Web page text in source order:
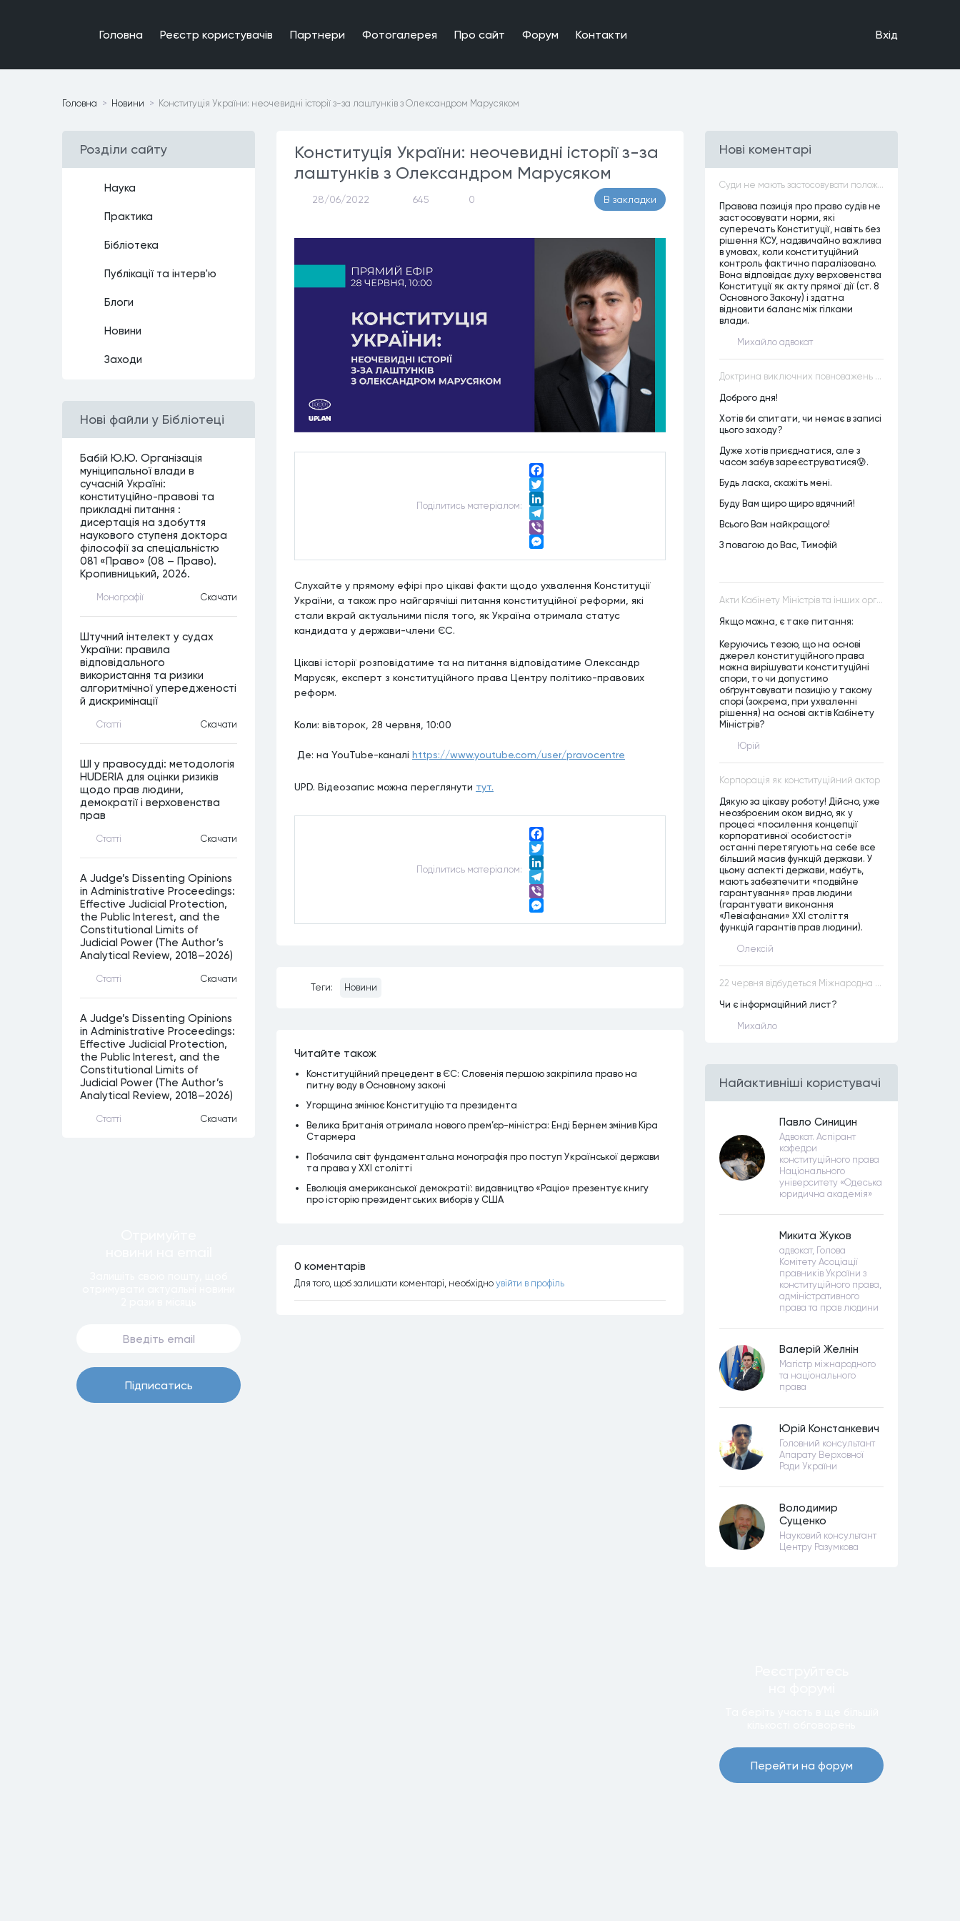
Головна Реєстр користувачiв Партнери Фотогалерея Про сайт Форум Контакти Вхiд
Головна Новини Конституція України: неочевидні історії з-за лаштунків з Олександром Марусяком
Роздiли сайту
Наука
Практика
Бiблiотека
Публiкацiї та iнтерв'ю
Блоги
Новини
Заходи
Нові файли у Бібліотеці
Бабій Ю.Ю. Організація
муніципальної влади в
сучасній Україні:
конституційно-правові та
прикладні питання :
дисертація на здобуття
наукового ступеня доктора
філософії за спеціальністю
081 «Право» (08 – Право).
Кропивницький, 2026.
Монографiї Скачати
Штучний інтелект у судах
України: правила
відповідального
використання та ризики
алгоритмічної упередженості
й дискримінації
Статтi Скачати
ШІ у правосудді: методологія
HUDERIA для оцінки ризиків
щодо прав людини,
демократії і верховенства
прав
Статтi Скачати
A Judge’s Dissenting Opinions
in Administrative Proceedings:
Effective Judicial Protection,
the Public Interest, and the
Constitutional Limits of
Judicial Power (The Author’s
Analytical Review, 2018–2026)
Статтi Скачати
A Judge’s Dissenting Opinions
in Administrative Proceedings:
Effective Judicial Protection,
the Public Interest, and the
Constitutional Limits of
Judicial Power (The Author’s
Analytical Review, 2018–2026)
Статтi Скачати
Пiдписатись
Конституція України: неочевидні історії з-за
лаштунків з Олександром Марусяком
28/06/2022 645 0 В закладки
Подiлитись матерiалом:
Facebook
Twitter
LinkedIn
Telegram
Viber
Слухайте у прямому ефірі про цікаві факти щодо ухвалення Конституції
України, а також про найгарячіші питання конституційної реформи, які
стали вкрай актуальними після того, як Україна отримала статус
кандидата у держави-члени ЄС.
Цікаві історії розповідатиме та на питання відповідатиме Олександр
Марусяк, експерт з конституційного права Центру політико-правових
реформ.
Коли: вівторок, 28 червня, 10:00
Де: на YouTube-каналі https://www.youtube.com/user/pravocentre
UPD. Відеозапис можна переглянути тут.
Подiлитись матерiалом:
Facebook
Twitter
LinkedIn
Telegram
Viber
Теги: Новини
Читайте також
Конституційний прецедент в ЄС: Словенія першою закріпила право на
питну воду в Основному законі
Угорщина змінює Конституцію та президента
Велика Британія отримала нового прем’єр-міністра: Енді Бернем змінив Кіра
Стармера
Побачила світ фундаментальна монографія про поступ Української держави
та права у XXI столітті
Еволюція американської демократії: видавництво «Раціо» презентує книгу
про історію президентських виборів у США
0 коментарiв
Для того, щоб залишати коментарi, необхiдно увiйти в профiль
Нові коментарі
Суди не мають застосовувати положення законів, які не відповідають Конституції, незалежно від того, чи визнавалися вони Конституційним Судом України неконституційними, тобто закони, що суперечать Конституції України не можуть застосовуватися навіть у випадках, коли вони є чинними
Правова позиція про право судів не
застосовувати норми, які
суперечать Конституції, навіть без
рішення КСУ, надзвичайно важлива
в умовах, коли конституційний
контроль фактично паралізовано.
Вона відповідає духу верховенства
Конституції як акту прямої дії (ст. 8
Основного Закону) і здатна
відновити баланс між гілками
влади.
Михайло адвокат
Доктрина виключних повноважень VS Доктрина прихованих повноважень
Доброго дня!
Хотів би спитати, чи немає в записі
цього заходу?
Дуже хотів приєднатися, але з
часом забув зареєструватися😰.
Будь ласка, скажіть мені.
Буду Вам щиро щиро вдячний!
Всього Вам найкращого!
З повагою до Вас, Тимофій
Акти Кабінету Міністрів та інших органів державної влади як джерела конституційного права
Якщо можна, є таке питання:
Керуючись тезою, що на основі
джерел конституційного права
можна вирішувати конституційні
спори, то чи допустимо
обґрунтовувати позицію у такому
спорі (зокрема, при ухваленні
рішення) на основі актів Кабінету
Міністрів?
Юрій
Корпорація як конституційний актор
Дякую за цікаву роботу! Дійсно, уже
неозброєним оком видно, як у
процесі «посилення концепції
корпоративної особистості»
останні перетягують на себе все
більший масив функцій держави. У
цьому аспекті держави, мабуть,
мають забезпечити «подвійне
гарантування» прав людини
(гарантувати виконання
«Левіафанами» ХХІ століття
функцій гарантів прав людини).
Олексій
22 червня відбудеться Міжнародна науково-практична конференція “Конституційна демократія в умовах загроз територіальній цілісності та національній безпеці”
Чи є інформаційний лист?
Михайло
Найактивнiшi користувачi
Павло Синицин
Адвокат. Аспірант
кафедри
конституційного права
Національного
університету «Одеська
юридична академія»
Микита Жуков
адвокат, Голова
Комітету Асоціації
правників України з
конституційного права,
адміністративного
права та прав людини
Валерій Желнін
Магістр міжнародного
та національного
права
Юрій Констанкевич
Головний консультант
Апарату Верховної
Ради України
Володимир
Сущенко
Науковий консультант
Центру Разумкова
Перейти на форум